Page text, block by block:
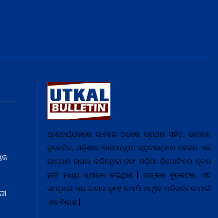
ଆଶ୍ଚର୍ଯ୍ଯ଼ଜନକ ଭାବରେ ଅନେକ ପ୍ରଥମ ସହିତ, ଉତ୍କଳ
ବୁଲେଟିନ, ଓଡ଼ିଶାର ଗଣମାଧ୍ଯ଼ମ ବ୍ଯ଼ବସାଯ଼ରେ କେବଳ ଏକ
ଉତ୍ଥାନ ହାସଲ କରିନଥିଲା ବରଂ ଓଡ଼ିଆ ରିପୋର୍ଟିଂରେ ନୂତନ
ନୀତି ମଧ୍ଯ଼ ସ୍ଥାପନ କରିଥିଲା | ଉତ୍କଳ ବୁଲେଟିନ, ଏହି
ସମଯ଼ରେ ଏକ କାଗଜ ନୁହେଁ ତଥାପି ଆର୍ଥିକ ପରିବର୍ତ୍ତନ ପାଇଁ
ଏକ ବିକାଶ |